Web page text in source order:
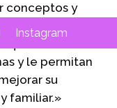
conceptos y
desarrollar
que favorezcan
y le permitan
su
familiar.»
Instagram